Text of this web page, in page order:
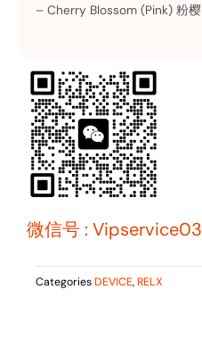
– Cherry Blossom (Pink) 粉樱
微信号 : Vipservice03
CategoriesDEVICE,RELX